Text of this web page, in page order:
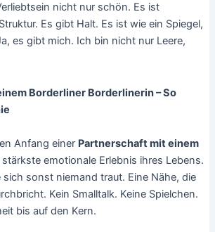
nicht nur schön. Es ist
Es gibt Halt. Es ist wie ein Spiegel,
es gibt mich. Ich bin nicht nur Leere,
Borderliner Borderlinerin – So
Anfang einer Partnerschaft mit einem
emotionale Erlebnis ihres Lebens.
sich sonst niemand traut. Eine Nähe, die
Kein Smalltalk. Keine Spielchen.
bis auf den Kern.